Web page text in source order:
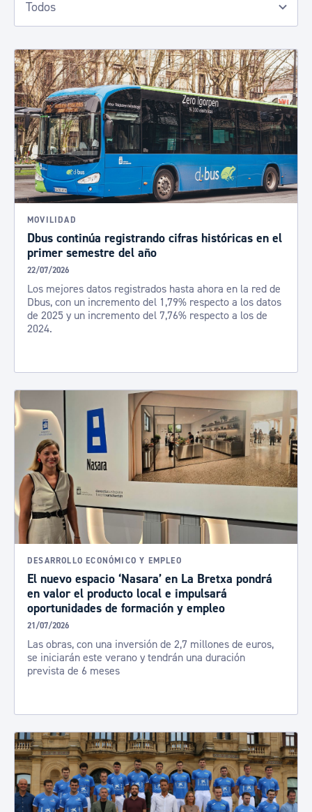
MOVILIDAD
Dbus continúa registrando cifras históricas en el
primer semestre del año
22/07/2026
Los mejores datos registrados hasta ahora en la red de
Dbus, con un incremento del 1,79% respecto a los datos
de 2025 y un incremento del 7,76% respecto a los de
2024.
DESARROLLO ECONÓMICO Y EMPLEO
El nuevo espacio ‘Nasara’ en La Bretxa pondrá
en valor el producto local e impulsará
oportunidades de formación y empleo
21/07/2026
Las obras, con una inversión de 2,7 millones de euros,
se iniciarán este verano y tendrán una duración
prevista de 6 meses